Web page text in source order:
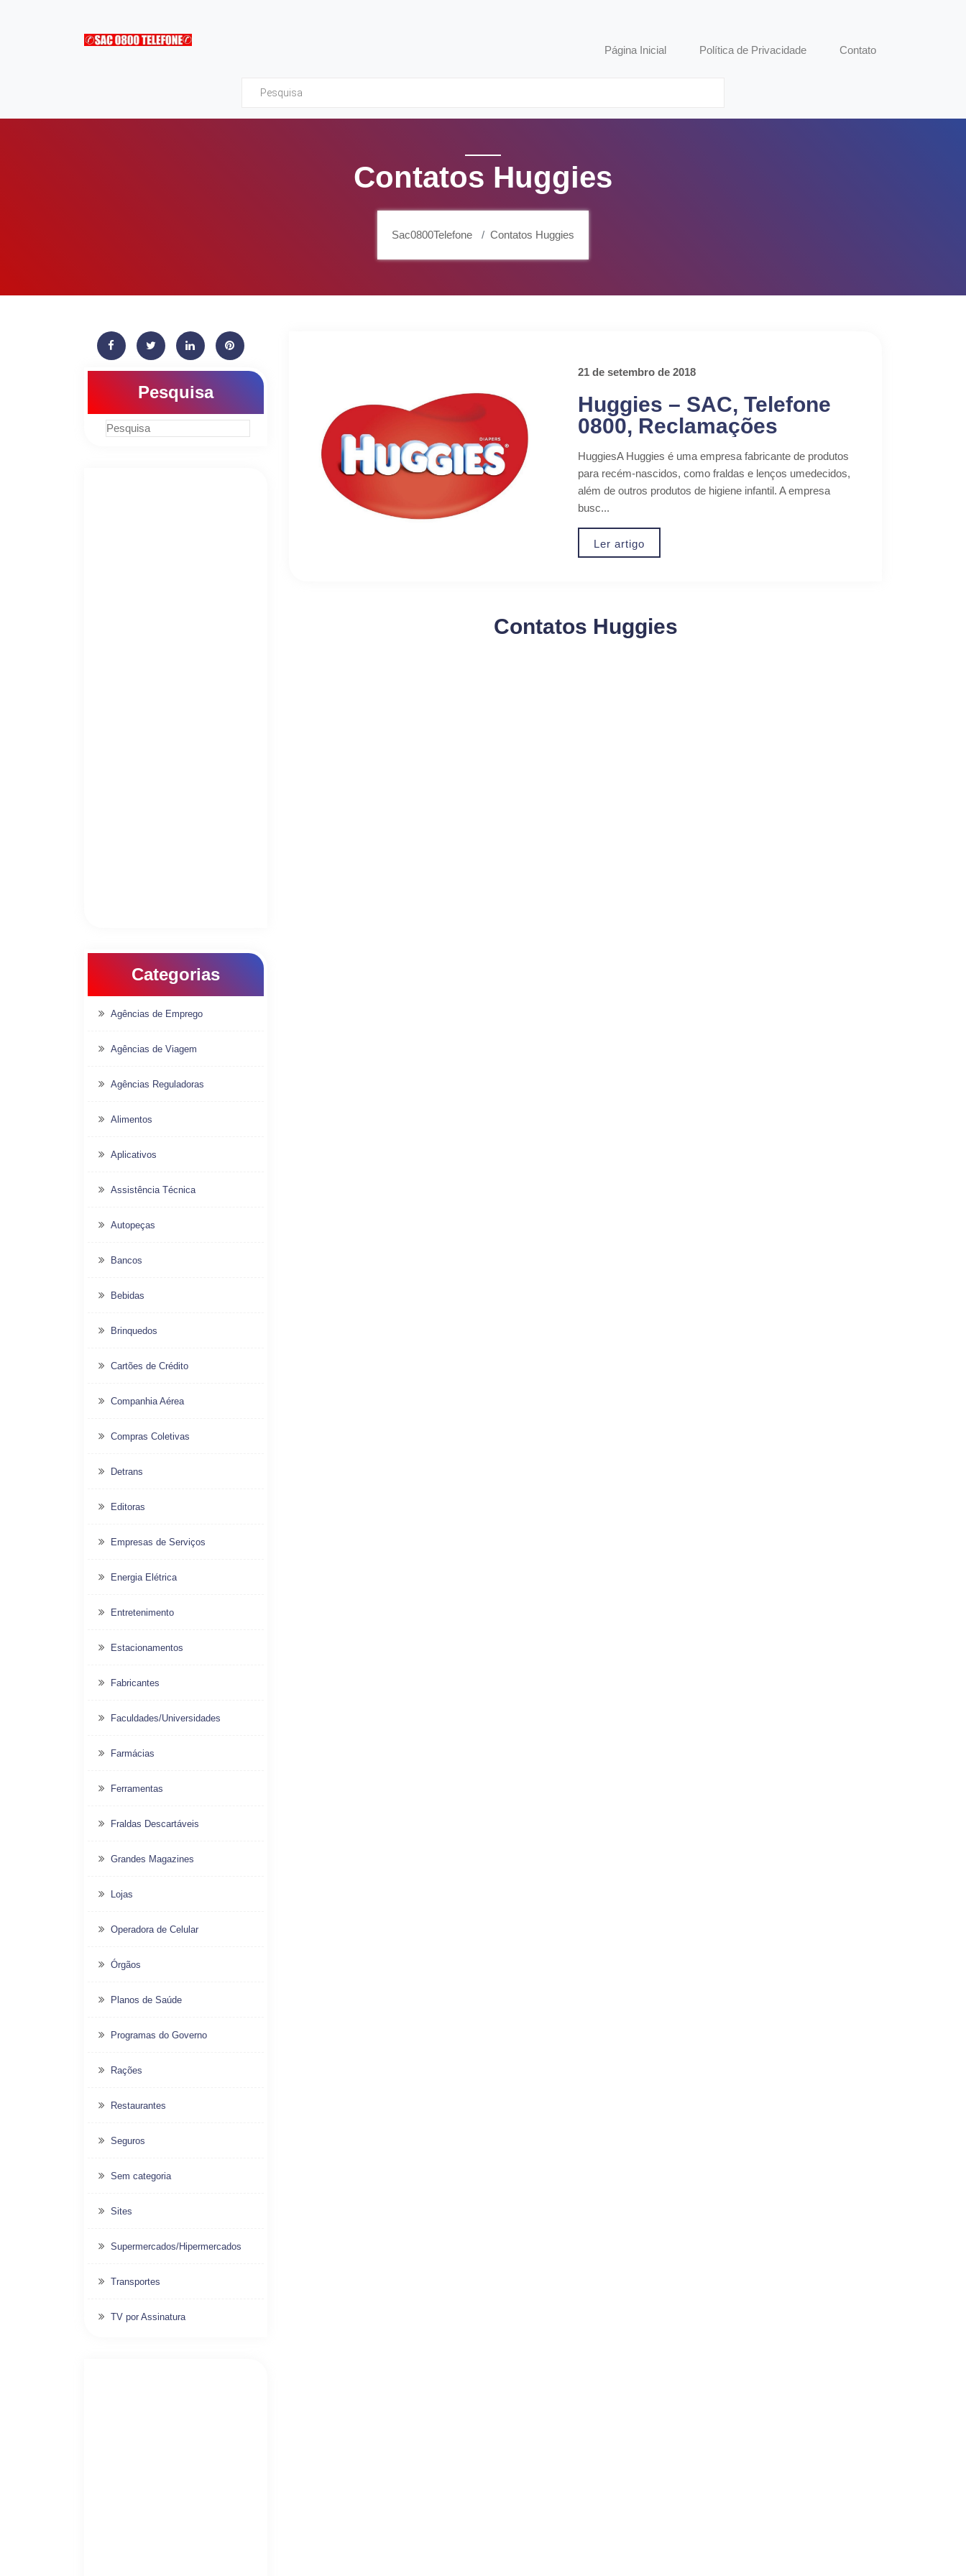
Sac0800Telefone
Página Inicial Política de Privacidade Contato
Contatos Huggies
Sac0800Telefone Contatos Huggies
21 de setembro de 2018
Huggies – SAC, Telefone
0800, Reclamações
HuggiesA Huggies é uma empresa fabricante de produtos
para recém-nascidos, como fraldas e lenços umedecidos,
além de outros produtos de higiene infantil. A empresa
busc...
Ler artigo
Contatos Huggies
Pesquisa
Categorias
Agências de Emprego
Agências de Viagem
Agências Reguladoras
Alimentos
Aplicativos
Assistência Técnica
Autopeças
Bancos
Bebidas
Brinquedos
Cartões de Crédito
Companhia Aérea
Compras Coletivas
Detrans
Editoras
Empresas de Serviços
Energia Elétrica
Entretenimento
Estacionamentos
Fabricantes
Faculdades/Universidades
Farmácias
Ferramentas
Fraldas Descartáveis
Grandes Magazines
Lojas
Operadora de Celular
Órgãos
Planos de Saúde
Programas do Governo
Rações
Restaurantes
Seguros
Sem categoria
Sites
Supermercados/Hipermercados
Transportes
TV por Assinatura